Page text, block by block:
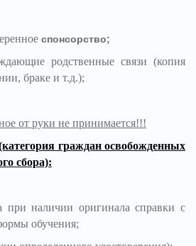
спонсорство;
родственные связи (копия
браке и т.д.);
от руки не принимается!!!
граждан освобожденных
сбора):
при наличии оригинала справки с
обучения;